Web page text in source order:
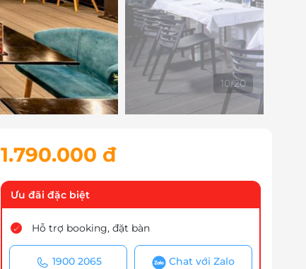
10/20
1.790.000 đ
Ưu đãi đặc biệt
Hỗ trợ booking, đặt bàn
1900 2065 Chat với Zalo